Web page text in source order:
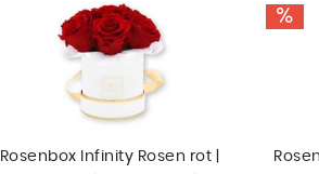
Rosenbox Infinity Rosen rot |